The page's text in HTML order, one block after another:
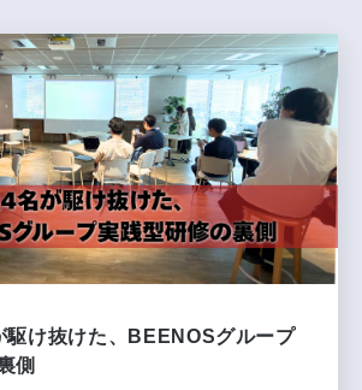
駆け抜けた、BEENOSグループ
側